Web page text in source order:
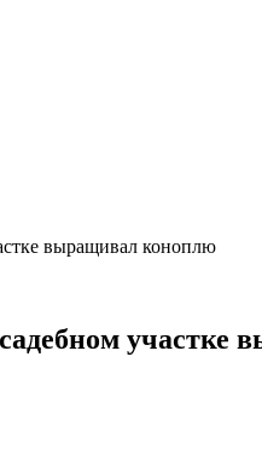
выращивал коноплю
участке